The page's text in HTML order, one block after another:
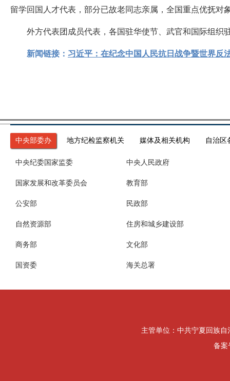
留学回国人才代表，部分已故老同志亲属，全国重点优抚
外方代表团成员代表，各国驻华使节、武官和国际组织
新闻链接： 习近平：在纪念中国人民抗日战争暨世界反
中央部委办 地方纪检监察机关 媒体及相关机构 自治区
中央纪委国家监委 中央人民政府
国家发展和改革委员会 教育部
公安部 民政部
自然资源部 住房和城乡建设部
商务部 文化部
国资委 海关总署
主管单位：中共宁夏回族自
备案